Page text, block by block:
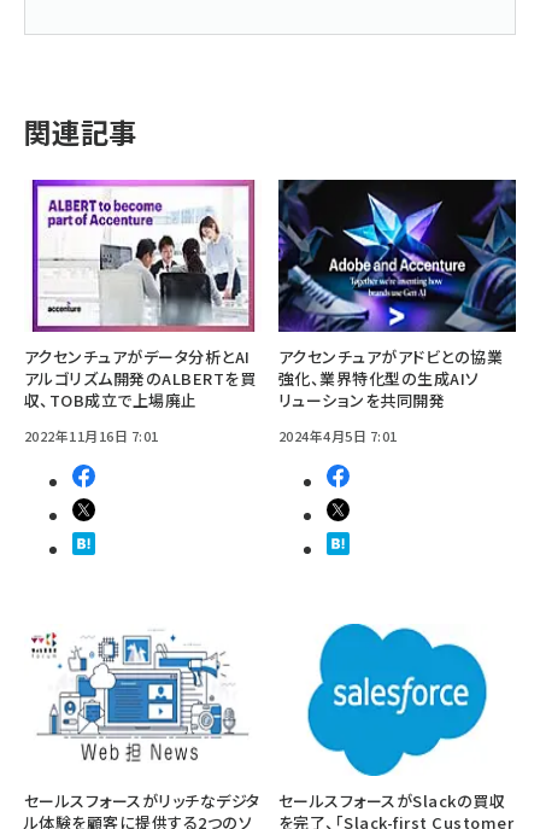
関連記事
アクセンチュアがデータ分析とAI
アルゴリズム開発のALBERTを買
収、TOB成立で上場廃止
2022年11月16日 7:01
アクセンチュアがアドビとの協業
強化、業界特化型の生成AIソ
リューションを共同開発
2024年4月5日 7:01
セールスフォースがリッチなデジタ
ル体験を顧客に提供する2つのソ
セールスフォースがSlackの買収
を完了、「Slack-first Customer